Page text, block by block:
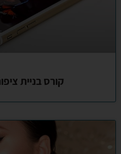
קורס בניית